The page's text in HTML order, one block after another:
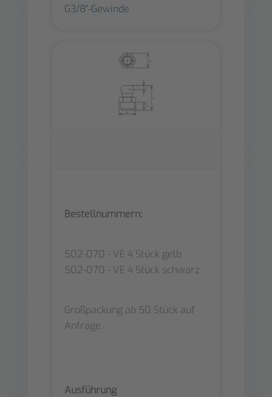
G3/8"-Gewinde
Bestellnummern:
502-070 - VE 4 Stück gelb
502-070 - VE 4 Stück schwarz
Großpackung ab 50 Stück auf
Anfrage.
Ausführung